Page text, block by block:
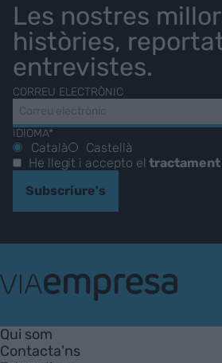
Les nostres
històries,
entrevistes.
CORREU ELECTRÒNIC
IDIOMA*
Català
Castellà
He llegit i accepto eltractament
Subscriure's
Empresa
Qui som
Contacta'ns